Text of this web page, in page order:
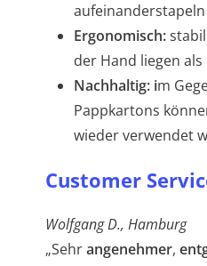
aufeinanderstapeln
Ergonomisch:
der Hand liegen
Nachhaltig: im
Pappkartons
wieder verwendet
Customer
Wolfgang D., Hamburg
„Sehrangenehmer,